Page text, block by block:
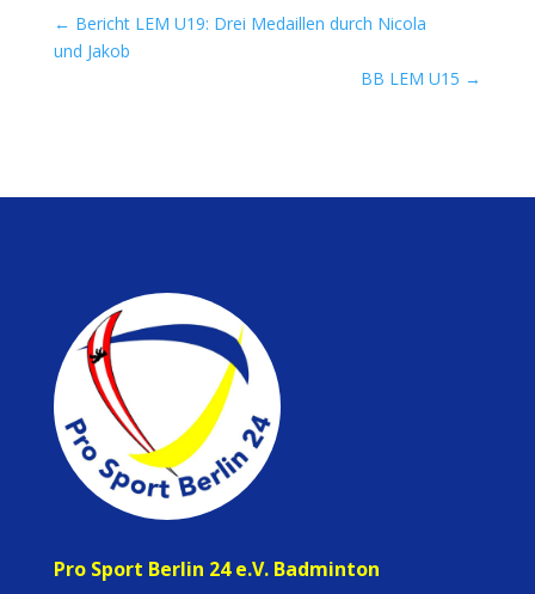
← Bericht LEM U19: Drei Medaillen durch Nicola
und Jakob
BB LEM U15 →
Pro Sport Berlin 24 e.V. Badminton